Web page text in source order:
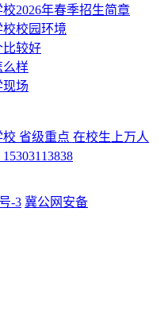
2026年春季招生简章
校园环境
比较好
么样
现场
省级重点 在校生上万人
-3 冀公网安备